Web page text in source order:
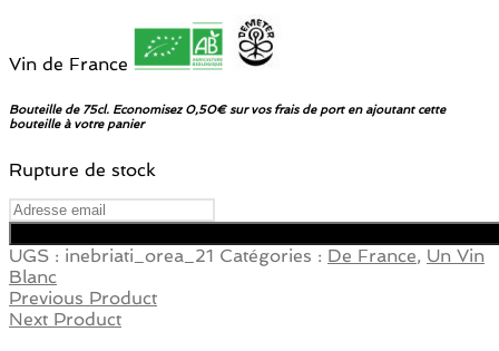
Vin de France
Bouteille de 75cl. Economisez 0,50€ sur vos frais de port en ajoutant cette
bouteille à votre panier
Rupture de stock
UGS : inebriati_orea_21 Catégories : De France, Un Vin
Blanc
Previous Product
Next Product